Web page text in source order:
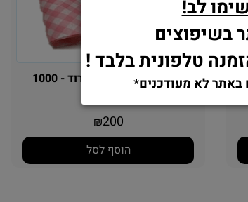
נייר עיתון משבצות - ורוד - 1000
יחידות
₪200
הוסף לסל
לב!
בשיפוצים
טלפונית בלבד !
באתר לא מעודכנים*